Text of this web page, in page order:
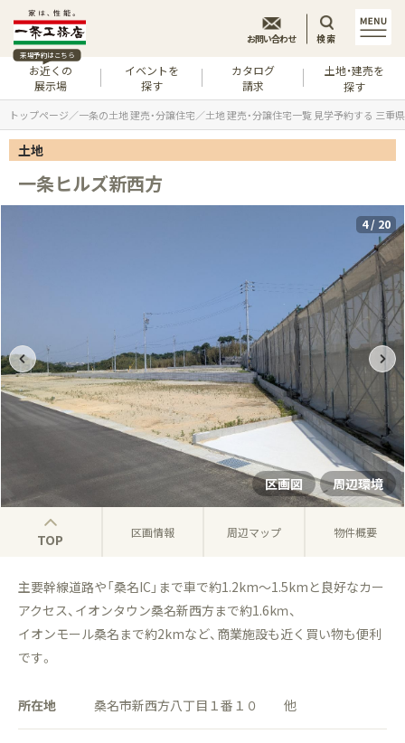
来場予約はこちら
お近くの
展示場
イベントを
探す
カタログ
請求
土地・建売を
探す
お問い合わせ 検索
トップページ 一条の土地 建売・分譲住宅 土地 建売・分譲住宅一覧 見学予約する 三重県
土地
一条ヒルズ新西方
TOP 区画情報 周辺マップ 物件概要
区画図 周辺環境
5/ 20
主要幹線道路や「桑名IC」まで車で約1.2km～1.5kmと良好なカー
アクセス、イオンタウン桑名新西方まで約1.6kｍ、
イオンモール桑名まで約2kmなど、商業施設も近く買い物も便利
です。
所在地 桑名市新西方八丁目１番１０ 他